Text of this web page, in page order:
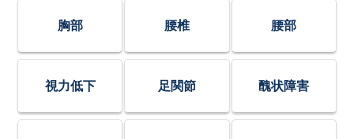
胸部 腰椎 腰部
視力低下 足関節 醜状障害